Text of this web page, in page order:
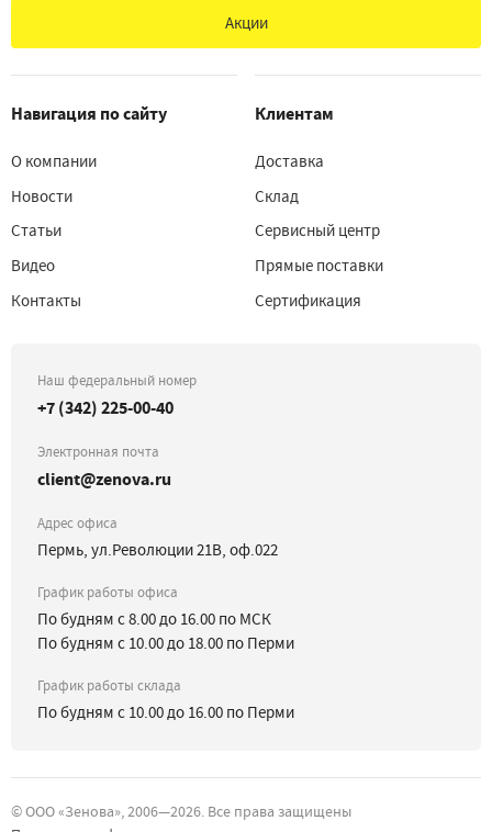
Акции
Навигация по сайту
О компании
Новости
Статьи
Видео
Контакты
Клиентам
Доставка
Склад
Сервисный центр
Прямые поставки
Сертификация
Наш федеральный номер
+7 (342) 225-00-40
Электронная почта
client@zenova.ru
Адрес офиса
Пермь, ул.Революции 21В, оф.022
График работы офиса
По будням с 8.00 до 16.00 по МСК
По будням с 10.00 до 18.00 по Перми
График работы склада
По будням с 10.00 до 16.00 по Перми
©ООО «Зенова», 2006—2026. Все права защищены